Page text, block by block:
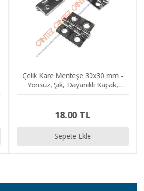
Çelik Kare Menteşe 30x30 mm -
Yönsüz, Şık, Dayanıklı Kapak,
18.00 TL
Sepete Ekle